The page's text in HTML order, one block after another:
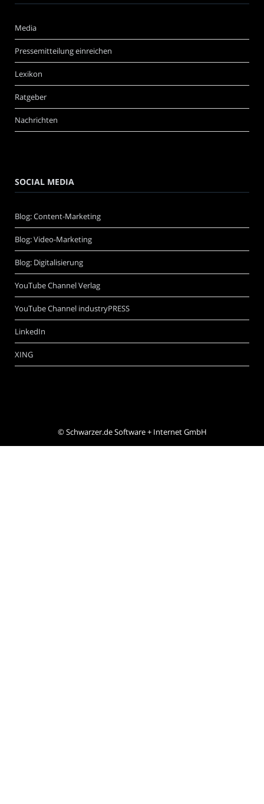
Media
Pressemitteilung einreichen
Lexikon
Ratgeber
Nachrichten
SOCIAL MEDIA
Blog: Content-Marketing
Blog: Video-Marketing
Blog: Digitalisierung
YouTube Channel Verlag
YouTube Channel industryPRESS
LinkedIn
XING
©Schwarzer.de Software + Internet GmbH